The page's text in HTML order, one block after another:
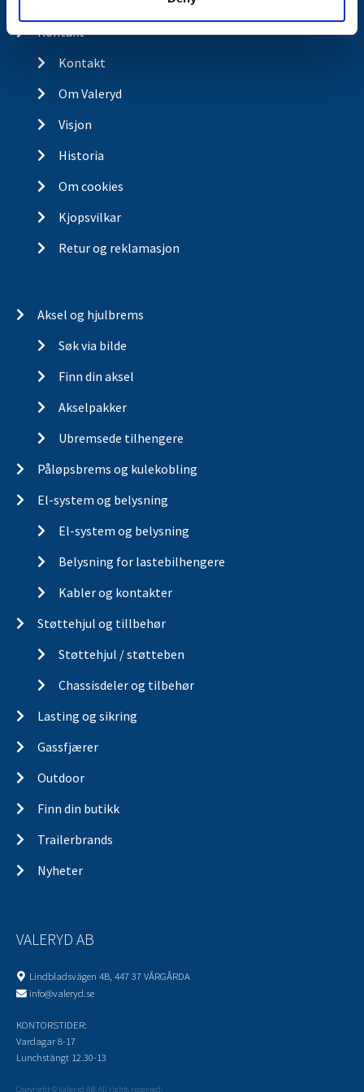
Kontakt
Kontakt
Om Valeryd
Visjon
Historia
Om cookies
Kjopsvilkar
Retur og reklamasjon
Aksel og hjulbrems
Søk via bilde
Finn din aksel
Akselpakker
Ubremsede tilhengere
Påløpsbrems og kulekobling
El-system og belysning
El-system og belysning
Belysning for lastebilhengere
Kabler og kontakter
Støttehjul og tillbehør
Støttehjul / støtteben
Chassisdeler og tilbehør
Lasting og sikring
Gassfjærer
Outdoor
Finn din butikk
Trailerbrands
Nyheter
VALERYD AB
Lindbladsvägen 4B, 447 37 VÅRGÅRDA
info@valeryd.se
KONTORSTIDER:
Vardagar 8-17
Lunchstängt 12.30-13
Copyright © Valeryd AB. All rights reserved.